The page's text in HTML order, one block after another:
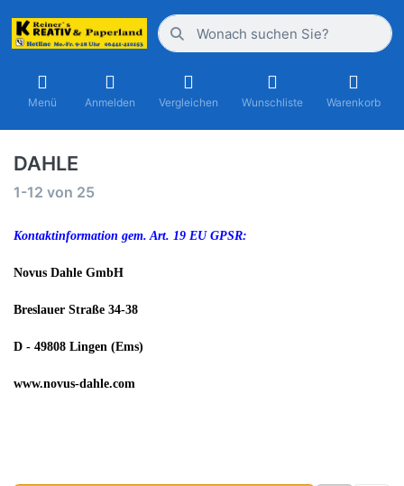
Menü Anmelden Vergleichen Wunschliste Warenkorb
DAHLE
1-12 von 25
Kontaktinformation gem. Art. 19 EU GPSR:
Novus Dahle GmbH
Breslauer Straße 34-38
D - 49808 Lingen (Ems)
www.novus-dahle.com